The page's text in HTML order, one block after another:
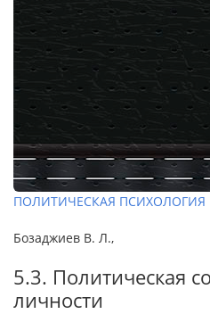
ПОЛИТИЧЕСКАЯ ПСИХОЛОГИЯ
Бозаджиев В. Л.,
5.3. Политическая
личности